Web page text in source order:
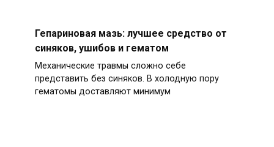
Гепариновая мазь: лучшее средство от
синяков, ушибов и гематом
Механические травмы сложно себе
представить без синяков. В холодную пору
гематомы доставляют минимум